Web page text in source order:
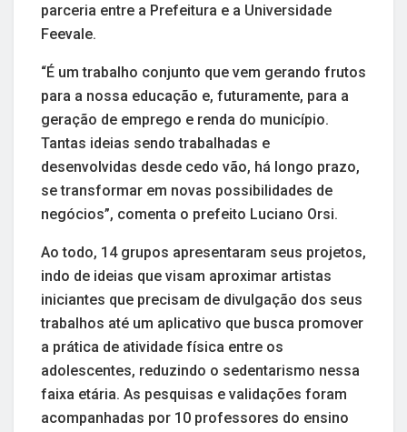
parceria entre a Prefeitura e a Universidade
Feevale.
“É um trabalho conjunto que vem gerando frutos
para a nossa educação e, futuramente, para a
geração de emprego e renda do município.
Tantas ideias sendo trabalhadas e
desenvolvidas desde cedo vão, há longo prazo,
se transformar em novas possibilidades de
negócios”, comenta o prefeito Luciano Orsi.
Ao todo, 14 grupos apresentaram seus projetos,
indo de ideias que visam aproximar artistas
iniciantes que precisam de divulgação dos seus
trabalhos até um aplicativo que busca promover
a prática de atividade física entre os
adolescentes, reduzindo o sedentarismo nessa
faixa etária. As pesquisas e validações foram
acompanhadas por 10 professores do ensino